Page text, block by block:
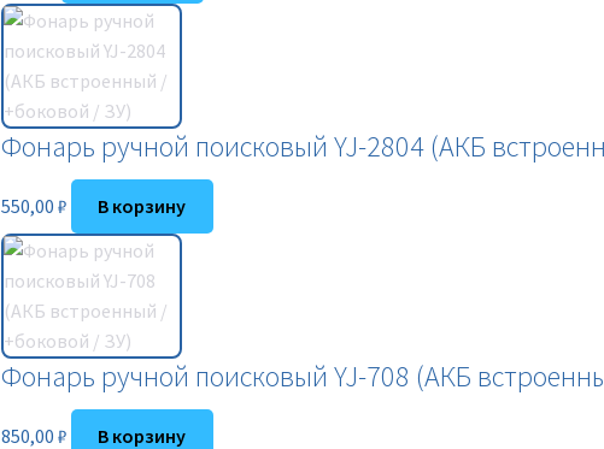
Фонарь ручной поисковый YJ-2804 (АКБ
550,00 ₽ В корзину
Фонарь ручной поисковый YJ-708 (АКБ
850,00 ₽ В корзину